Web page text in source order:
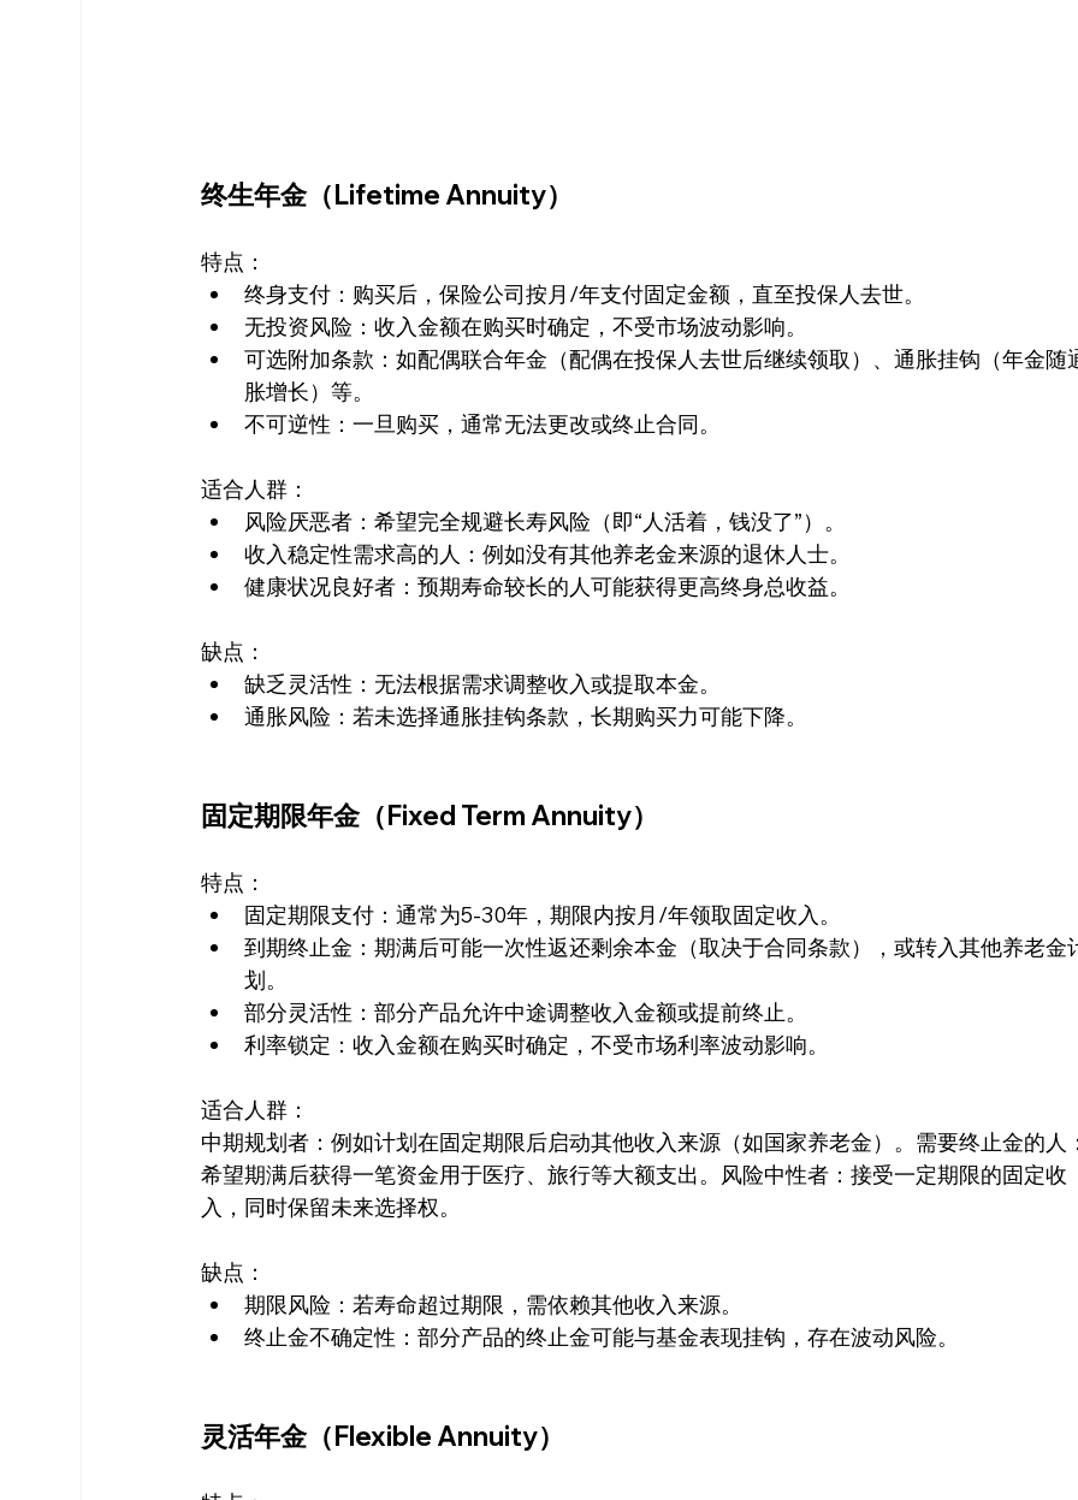
终生年金（Lifetime Annuity）
特点：
终身支付：购买后，保险公司按月/年支付固定金额，直至投保人去世。
无投资风险：收入金额在购买时确定，不受市场波动影响。
可选附加条款：如配偶联合年金（配偶在投保人去世后继续领取）、通胀挂钩（年金随
胀增长）等。
不可逆性：一旦购买，通常无法更改或终止合同。
适合人群：
风险厌恶者：希望完全规避长寿风险（即“人活着，钱没了”）。
收入稳定性需求高的人：例如没有其他养老金来源的退休人士。
健康状况良好者：预期寿命较长的人可能获得更高终身总收益。
缺点：
缺乏灵活性：无法根据需求调整收入或提取本金。
通胀风险：若未选择通胀挂钩条款，长期购买力可能下降。
固定期限年金（Fixed Term Annuity）
特点：
固定期限支付：通常为5-30年，期限内按月/年领取固定收入。
到期终止金：期满后可能一次性返还剩余本金（取决于合同条款），或转入其他养老金
划。
部分灵活性：部分产品允许中途调整收入金额或提前终止。
利率锁定：收入金额在购买时确定，不受市场利率波动影响。
适合人群：
中期规划者：例如计划在固定期限后启动其他收入来源（如国家养老金）。需要终止金的人
希望期满后获得一笔资金用于医疗、旅行等大额支出。风险中性者：接受一定期限的固定收
入，同时保留未来选择权。
缺点：
期限风险：若寿命超过期限，需依赖其他收入来源。
终止金不确定性：部分产品的终止金可能与基金表现挂钩，存在波动风险。
灵活年金（Flexible Annuity）